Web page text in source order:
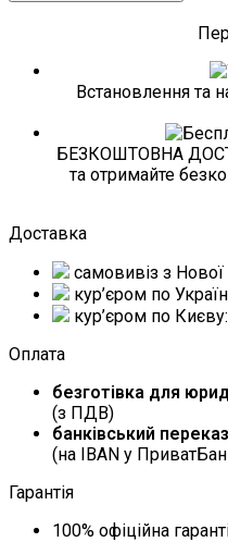
Встановлення та
БЕЗКОШТОВНА
та отримайте
Доставка
самовивіз з
кур’єром по
кур’єром по Києву:
Оплата
безготівка для
(з ПДВ)
банківський переказ
(на IBAN у
Гарантія
100% офіційна